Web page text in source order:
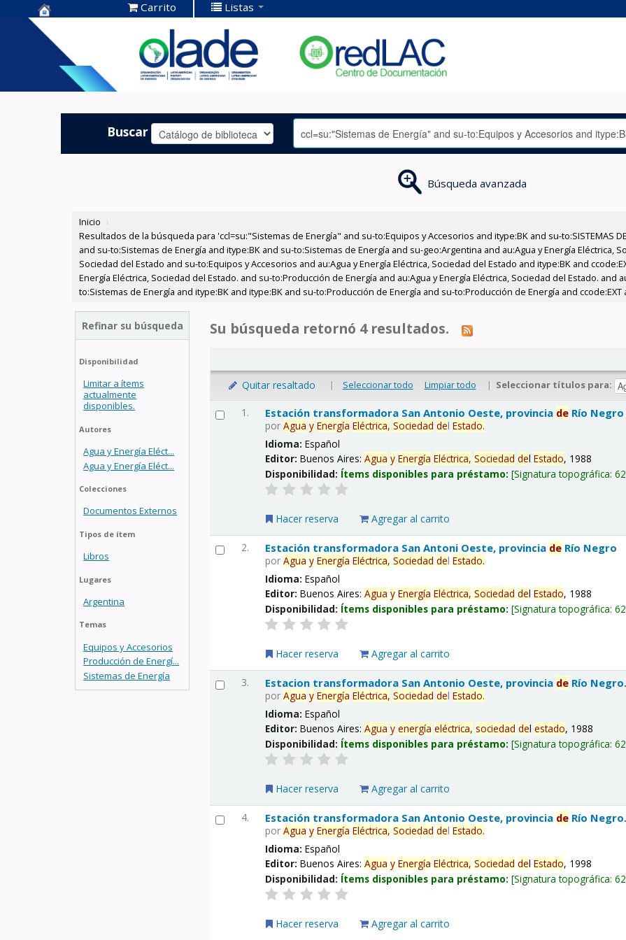
Centro de
Documentación
OLADE -
Carrito Listas
Buscar
Búsqueda avanzada
Inicio ›
Resultados de la búsqueda para 'ccl=su:"Sistemas de Energía" and su-to:Equipos y Accesorios and itype:BK and su-to:SISTEMAS
and su-to:Sistemas de Energía and itype:BK and su-to:Sistemas de Energía and su-geo:Argentina and au:Agua y Energía Eléctrica,
Sociedad del Estado and su-to:Equipos y Accesorios and au:Agua y Energía Eléctrica, Sociedad del Estado and itype:BK and
Energía Eléctrica, Sociedad del Estado. and su-to:Producción de Energía and au:Agua y Energía Eléctrica, Sociedad del Estado. and
to:Sistemas de Energía and itype:BK and itype:BK and su-to:Producción de Energía and su-to:Producción de Energía and ccode:EXT
Refinar su búsqueda
Disponibilidad
Limitar a ítems
actualmente
disponibles.
Autores
Agua y Energía Eléct...
Agua y Energía Eléct...
Colecciones
Documentos Externos
Tipos de ítem
Libros
Lugares
Argentina
Temas
Equipos y Accesorios
Producción de Energí...
Sistemas de Energía
Su búsqueda retornó 4 resultados.
Quitar resaltado | Seleccionar todo Limpiar todo | Seleccionar títulos para:
1. Estación transformadora San Antonio Oeste, provincia de Río Negro
porAgua y Energía Eléctrica, Sociedad delEstado.
Idioma:Español
Editor:Buenos Aires:Agua y Energía Eléctrica, Sociedad delEstado, 1988
Disponibilidad: Ítems disponibles para préstamo: Signatura topográfica:
Hacer reserva Agregar al carrito
2. Estación transformadora San Antoni Oeste, provincia de Río Negro
porAgua y Energía Eléctrica, Sociedad delEstado.
Idioma:Español
Editor:Buenos Aires:Agua y Energía Eléctrica, Sociedad delEstado, 1988
Disponibilidad: Ítems disponibles para préstamo: Signatura topográfica:
Hacer reserva Agregar al carrito
3. Estacion transformadora San Antonio Oeste, provincia de Río Negro.
porAgua y Energía Eléctrica, Sociedad delEstado.
Idioma:Español
Editor:Buenos Aires:Agua y energía eléctrica, sociedad delestado, 1988
Disponibilidad: Ítems disponibles para préstamo: Signatura topográfica:
Hacer reserva Agregar al carrito
4. Estación transformadora San Antonio Oeste, provincia de Río Negro.
porAgua y Energía Eléctrica, Sociedad delEstado.
Idioma:Español
Editor:Buenos Aires:Agua y Energía Eléctrica, Sociedad delEstado, 1998
Disponibilidad: Ítems disponibles para préstamo: Signatura topográfica:
Hacer reserva Agregar al carrito